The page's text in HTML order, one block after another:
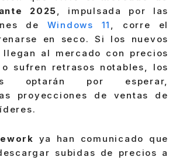
2025, impulsada por las
de Windows 11 , corre el
en seco. Si los nuevos
llegan al mercado con precios
sufren retrasos notables, los
optarán por esperar,
proyecciones de ventas de
ya han comunicado que
subidas de precios a